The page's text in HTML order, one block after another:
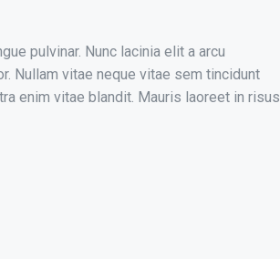
pulvinar. Nunc lacinia elit a arcu
Nullam vitae neque vitae sem tincidunt
enim vitae blandit. Mauris laoreet in risus